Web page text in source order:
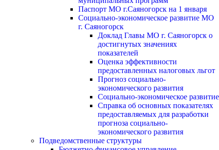
Паспорт МО г.Саяногорск на 1 января
Социально-экономическое развитие МО
г. Саяногорск
Доклад Главы МО г. Саяногорск о
достигнутых значениях
показателей
Оценка эффективности
предоставленных налоговых льгот
Прогноз социально-
экономического развития
Социально-экономическое развитие
Справка об основных показателях
предоставляемых для разработки
прогноза социально-
экономического развития
Подведомственные структуры